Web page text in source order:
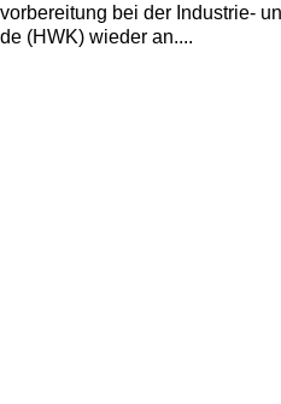
bei der Industrie-
(HWK) wieder an....